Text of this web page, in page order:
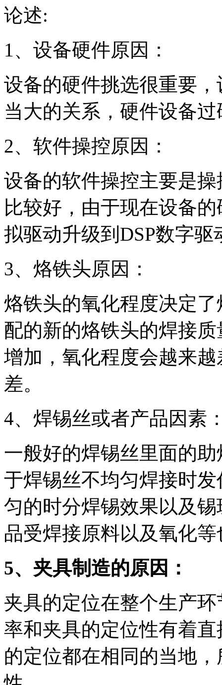
论述:
1、设备硬件原因：
设备的硬件挑选很重要
当大的关系，硬件设备
2、软件操控原因：
设备的软件操控主要是
比较好，由于现在设备
拟驱动升级到DSP数字
3、烙铁头原因：
烙铁头的氧化程度决定
配的新的烙铁头的焊接
增加，氧化程度会越来
差。
4、焊锡丝或者产品因素
一般好的焊锡丝里面的
于焊锡丝不均匀焊接时
匀的时分焊锡效果以及
品受焊接原料以及氧化
5、夹具制造的原因：
夹具的定位在整个生产
率和夹具的定位性有着
的定位都在相同的当地